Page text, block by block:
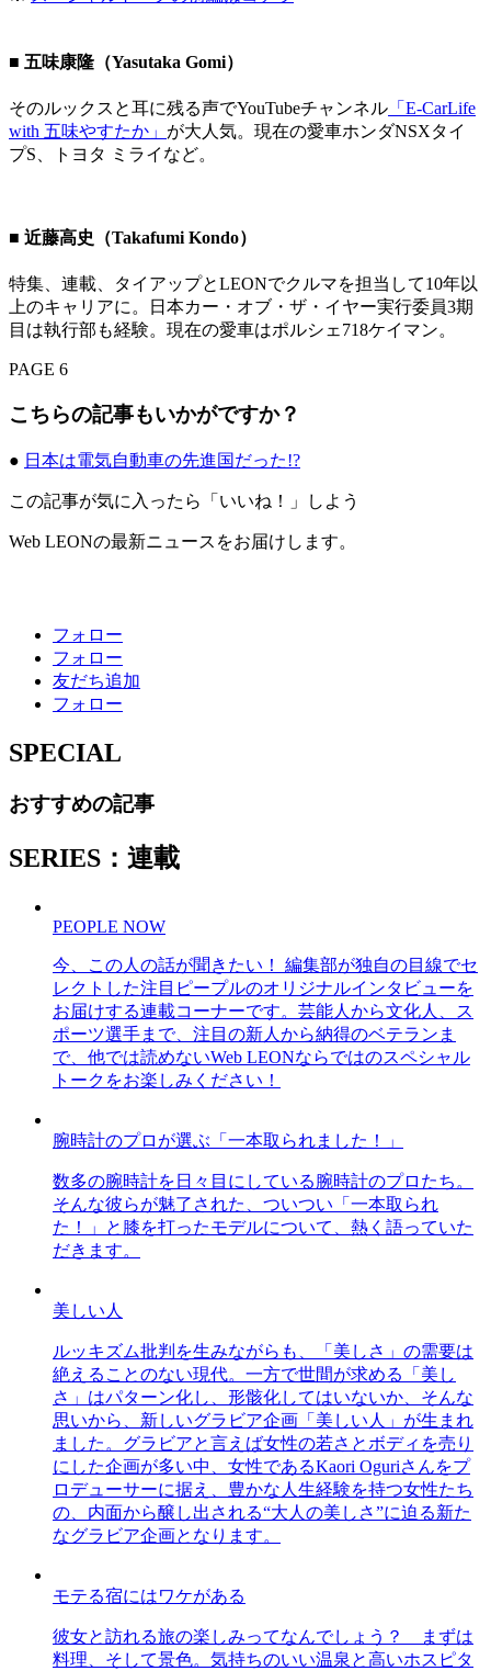
■ 五味康隆（Yasutaka Gomi）
そのルックスと耳に残る声でYouTubeチャンネル 「E-CarLife
with 五味やすたか」 が大人気。現在の愛車ホンダNSXタイ
プS、トヨタ ミライなど。
■ 近藤高史（Takafumi Kondo）
特集、連載、タイアップとLEONでクルマを担当して10年以
上のキャリアに。日本カー・オブ・ザ・イヤー実行委員3期
目は執行部も経験。現在の愛車はポルシェ718ケイマン。
PAGE 6
こちらの記事もいかがですか？
● 日本は電気自動車の先進国だった!?
この記事が気に入ったら「いいね！」しよう
Web LEONの最新ニュースをお届けします。
フォロー
フォロー
友だち追加
フォロー
SPECIAL
おすすめの記事
SERIES：連載
PEOPLE NOW
今、この人の話が聞きたい！ 編集部が独自の目線でセ
レクトした注目ピープルのオリジナルインタビューを
お届けする連載コーナーです。芸能人から文化人、ス
ポーツ選手まで、注目の新人から納得のベテランま
で、他では読めないWeb LEONならではのスペシャル
トークをお楽しみください！
腕時計のプロが選ぶ「一本取られました！」
数多の腕時計を日々目にしている腕時計のプロたち。
そんな彼らが魅了された、ついつい「一本取られ
た！」と膝を打ったモデルについて、熱く語っていた
だきます。
美しい人
ルッキズム批判を生みながらも、「美しさ」の需要は
絶えることのない現代。一方で世間が求める「美し
さ」はパターン化し、形骸化してはいないか、そんな
思いから、新しいグラビア企画「美しい人」が生まれ
ました。グラビアと言えば女性の若さとボディを売り
にした企画が多い中、女性であるKaori Oguriさんをプ
ロデューサーに据え、豊かな人生経験を持つ女性たち
の、内面から醸し出される“大人の美しさ”に迫る新た
なグラビア企画となります。
モテる宿にはワケがある
彼女と訪れる旅の楽しみってなんでしょう？ まずは
料理、そして景色。気持ちのいい温泉と高いホスピタ